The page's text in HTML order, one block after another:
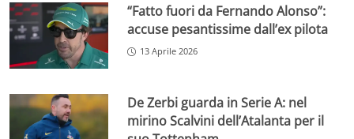
“Fatto fuori da Fernando Alonso”:
accuse pesantissime dall’ex pilota
13 Aprile 2026
De Zerbi guarda in Serie A: nel
mirino Scalvini dell’Atalanta per il